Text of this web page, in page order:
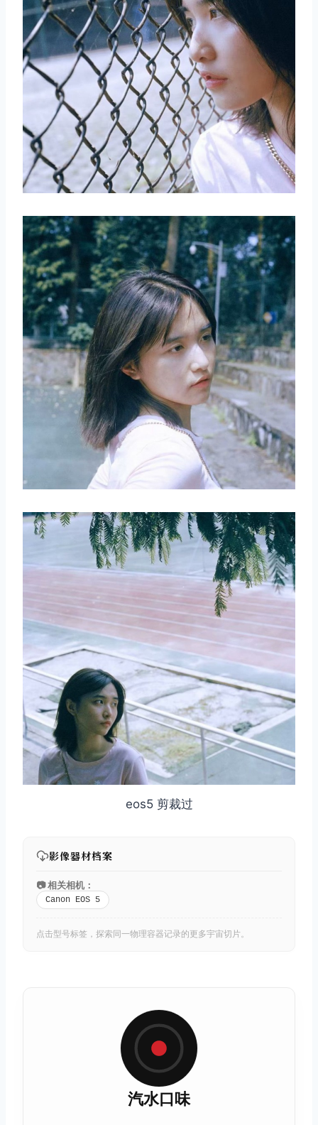
eos5 剪裁过
影像器材档案
📷 相关相机：
Canon EOS 5
点击型号标签，探索同一物理容器记录的更多宇宙切片。
汽水口味
取消 搜索